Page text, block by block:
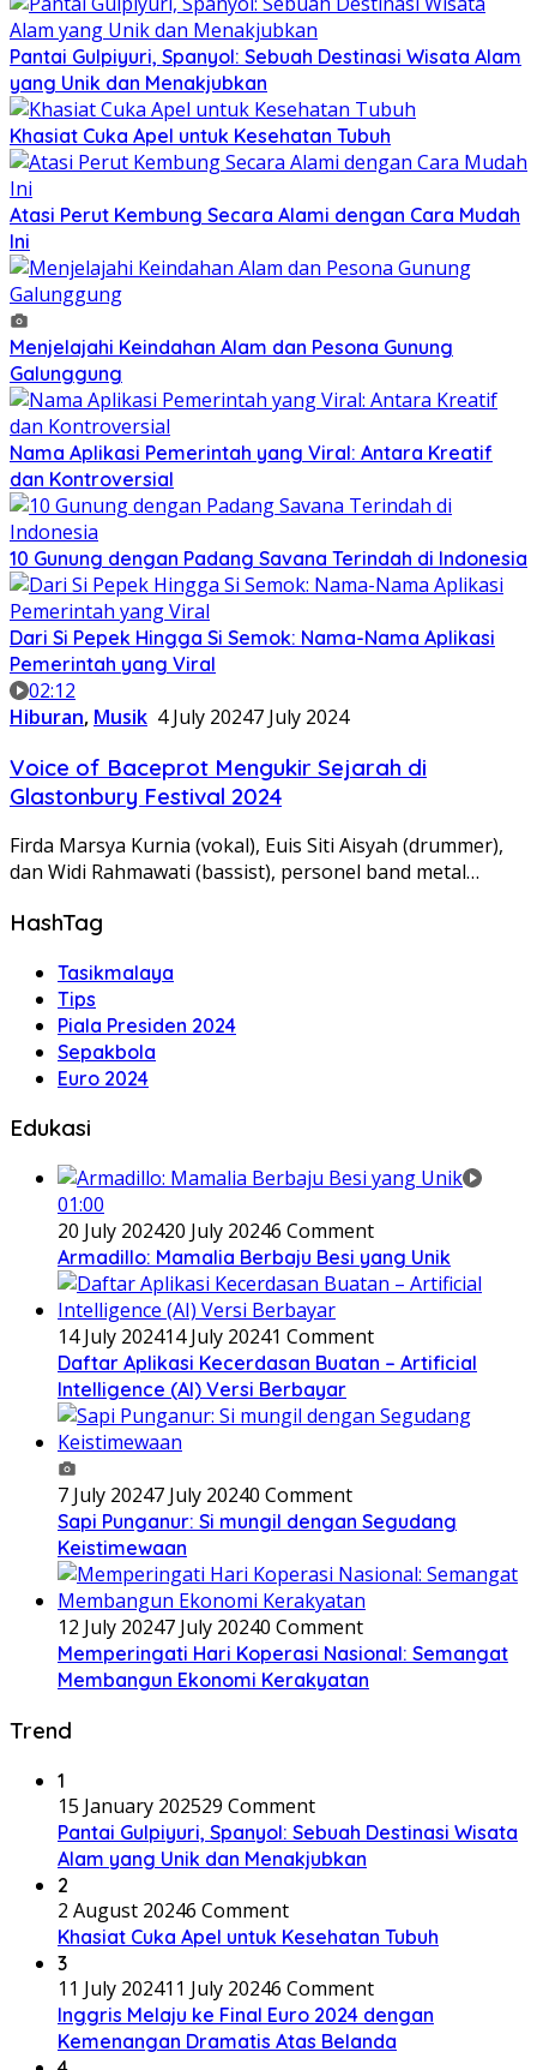
Pantai Gulpiyuri, Spanyol: Sebuah Destinasi Wisata Alam
yang Unik dan Menakjubkan
Khasiat Cuka Apel untuk Kesehatan Tubuh
Atasi Perut Kembung Secara Alami dengan Cara Mudah
Ini
Menjelajahi Keindahan Alam dan Pesona Gunung
Galunggung
Nama Aplikasi Pemerintah yang Viral: Antara Kreatif
dan Kontroversial
10 Gunung dengan Padang Savana Terindah di Indonesia
Dari Si Pepek Hingga Si Semok: Nama-Nama Aplikasi
Pemerintah yang Viral
02:12
Hiburan, Musik 4 July 20247 July 2024
Voice of Baceprot Mengukir Sejarah di
Glastonbury Festival 2024
Firda Marsya Kurnia (vokal), Euis Siti Aisyah (drummer),
dan Widi Rahmawati (bassist), personel band metal…
HashTag
Tasikmalaya
Tips
Piala Presiden 2024
Sepakbola
Euro 2024
Edukasi
01:00
20 July 202420 July 20246 Comment
Armadillo: Mamalia Berbaju Besi yang Unik
14 July 202414 July 20241 Comment
Daftar Aplikasi Kecerdasan Buatan – Artificial
Intelligence (AI) Versi Berbayar
7 July 20247 July 20240 Comment
Sapi Punganur: Si mungil dengan Segudang
Keistimewaan
12 July 20247 July 20240 Comment
Memperingati Hari Koperasi Nasional: Semangat
Membangun Ekonomi Kerakyatan
Trend
1
15 January 202529 Comment
Pantai Gulpiyuri, Spanyol: Sebuah Destinasi Wisata
Alam yang Unik dan Menakjubkan
2
2 August 20246 Comment
Khasiat Cuka Apel untuk Kesehatan Tubuh
3
11 July 202411 July 20246 Comment
Inggris Melaju ke Final Euro 2024 dengan
Kemenangan Dramatis Atas Belanda